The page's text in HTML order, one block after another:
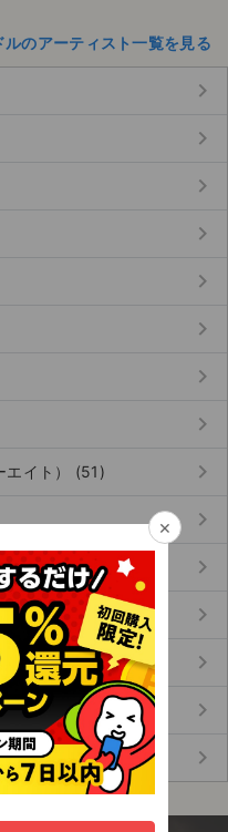
ルのアーティスト一覧を見る
keyboard_arrow_right
keyboard_arrow_right
keyboard_arrow_right
keyboard_arrow_right
keyboard_arrow_right
keyboard_arrow_right
keyboard_arrow_right
keyboard_arrow_right
エイト） (51) keyboard_arrow_right
keyboard_arrow_right
keyboard_arrow_right
keyboard_arrow_right
keyboard_arrow_right
keyboard_arrow_right
keyboard_arrow_right
×